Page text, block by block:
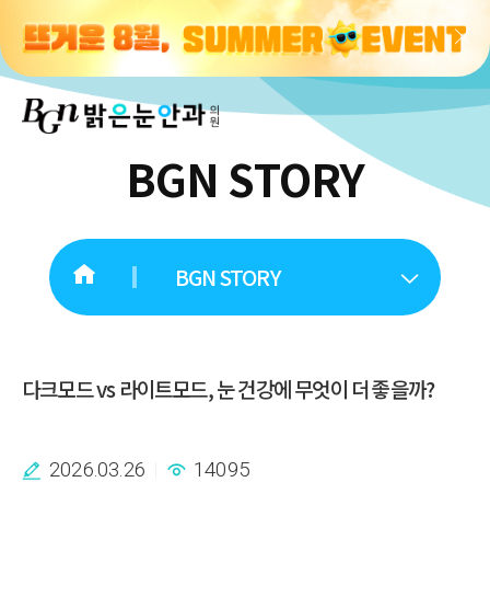
BGN STORY
BGN STORY
다크모드 vs 라이트모드, 눈 건강에 무엇이 더 좋을까?
2026.03.26 14095